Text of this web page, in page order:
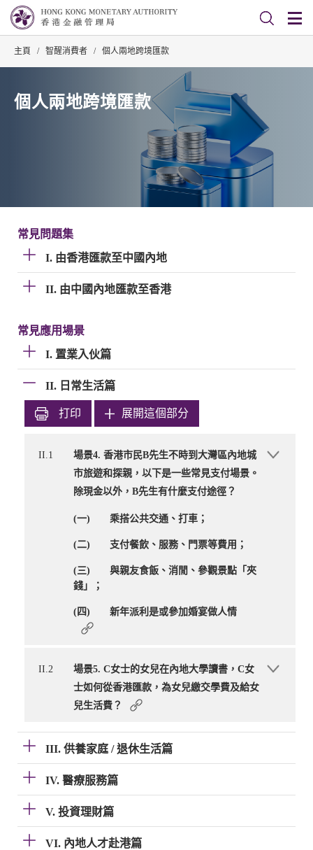
主頁 / 智醒消費者 / 個人兩地跨境匯款
個人兩地跨境匯款
常見問題集
I. 由香港匯款至中國內地
II. 由中國內地匯款至香港
常見應用場景
I. 置業入伙篇
II. 日常生活篇
打印 展開這個部分
II.1
場景4. 香港市民B先生不時到大灣區內地城
市旅遊和探親，以下是一些常見支付場景。
除現金以外，B先生有什麼支付途徑？
(一) 乘搭公共交通、打車；
(二) 支付餐飲、服務、門票等費用；
(三) 與親友食飯、消閒、參觀景點「夾
錢」；
(四) 新年派利是或參加婚宴做人情
II.2
場景5. C女士的女兒在內地大學讀書，C女
士如何從香港匯款，為女兒繳交學費及給女
兒生活費？
III. 供養家庭 / 退休生活篇
IV. 醫療服務篇
V. 投資理財篇
VI. 內地人才赴港篇